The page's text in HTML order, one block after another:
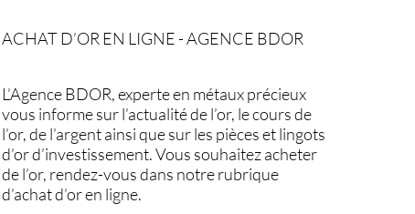
ACHAT D’OR EN LIGNE - AGENCE BDOR
L’Agence BDOR, experte en métaux précieux
vous informe sur l’actualité de l’or, le cours de
l’or, de l’argent ainsi que sur les pièces et lingots
d’or d’investissement. Vous souhaitez acheter
de l’or, rendez-vous dans notre rubrique
d’achat d’or en ligne.